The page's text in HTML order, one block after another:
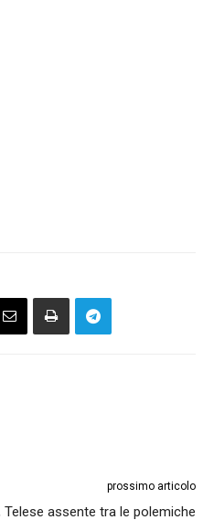
prossimo articolo
Telese assente tra le polemiche